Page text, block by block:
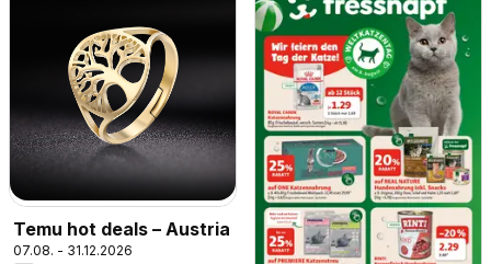
Temu hot deals – Austria
07.08. - 31.12.2026